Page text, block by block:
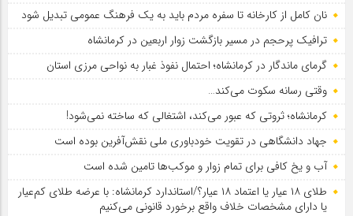
نان کامل از کارخانه تا سفره مردم باید به یک فرهنگ عمومی تبدیل شود
ترافیک پرحجم در مسیر بازگشت زوار اربعین در کرمانشاه
گرمای ماندگار در کرمانشاه؛ احتمال نفوذ غبار به نواحی مرزی استان
وقتی رسانه سکوت می‌کند…
کرمانشاه؛ ثروتی که عبور می‌کند، اشتغالی که ساخته نمی‌شود!
جهاد دانشگاهی در تقویت خودباوری ملی نقش‌آفرین بوده است
آب و یخ کافی برای تمام زوار و موکب‌ها تامین شده است
طلای ۱۸ عیار یا اعتماد ۱۸ عیار؟/استاندارد کرمانشاه: با عرضه طلای کم‌عیار
یا دارای مشخصات خلاف واقع برخورد قانونی می‌کنیم